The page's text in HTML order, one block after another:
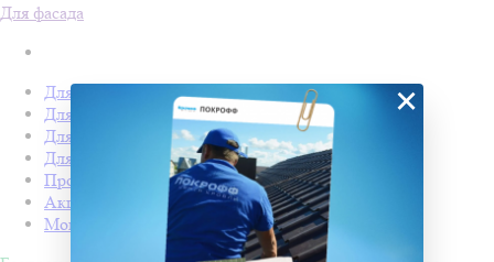
Для фасада
Для кровли
Для забора
Для фасада
Для дачи
Производство Покрофф
Акции
Монтаж
×